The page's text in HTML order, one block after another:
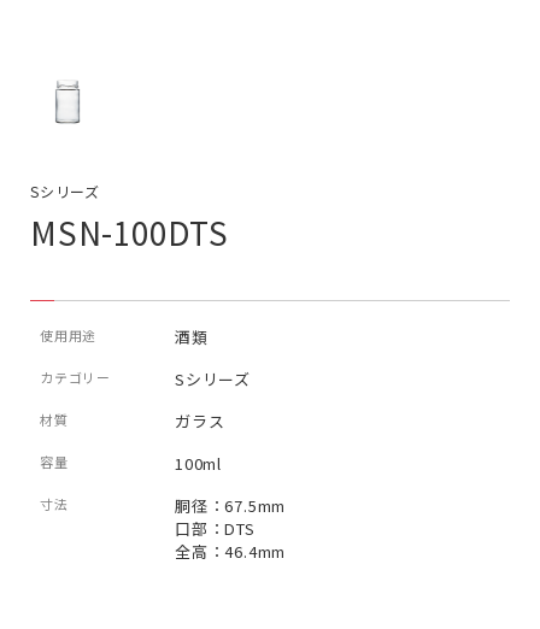
Sシリーズ
MSN-100DTS
使用用途 酒類
カテゴリー Sシリーズ
材質 ガラス
容量 100ml
寸法
胴径：67.5mm
口部：DTS
全高：46.4mm